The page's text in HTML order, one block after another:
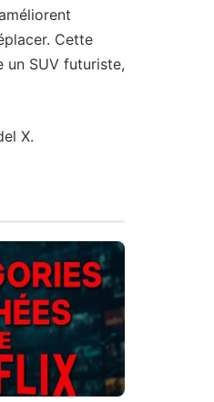
Cette
un SUV futuriste,
X.